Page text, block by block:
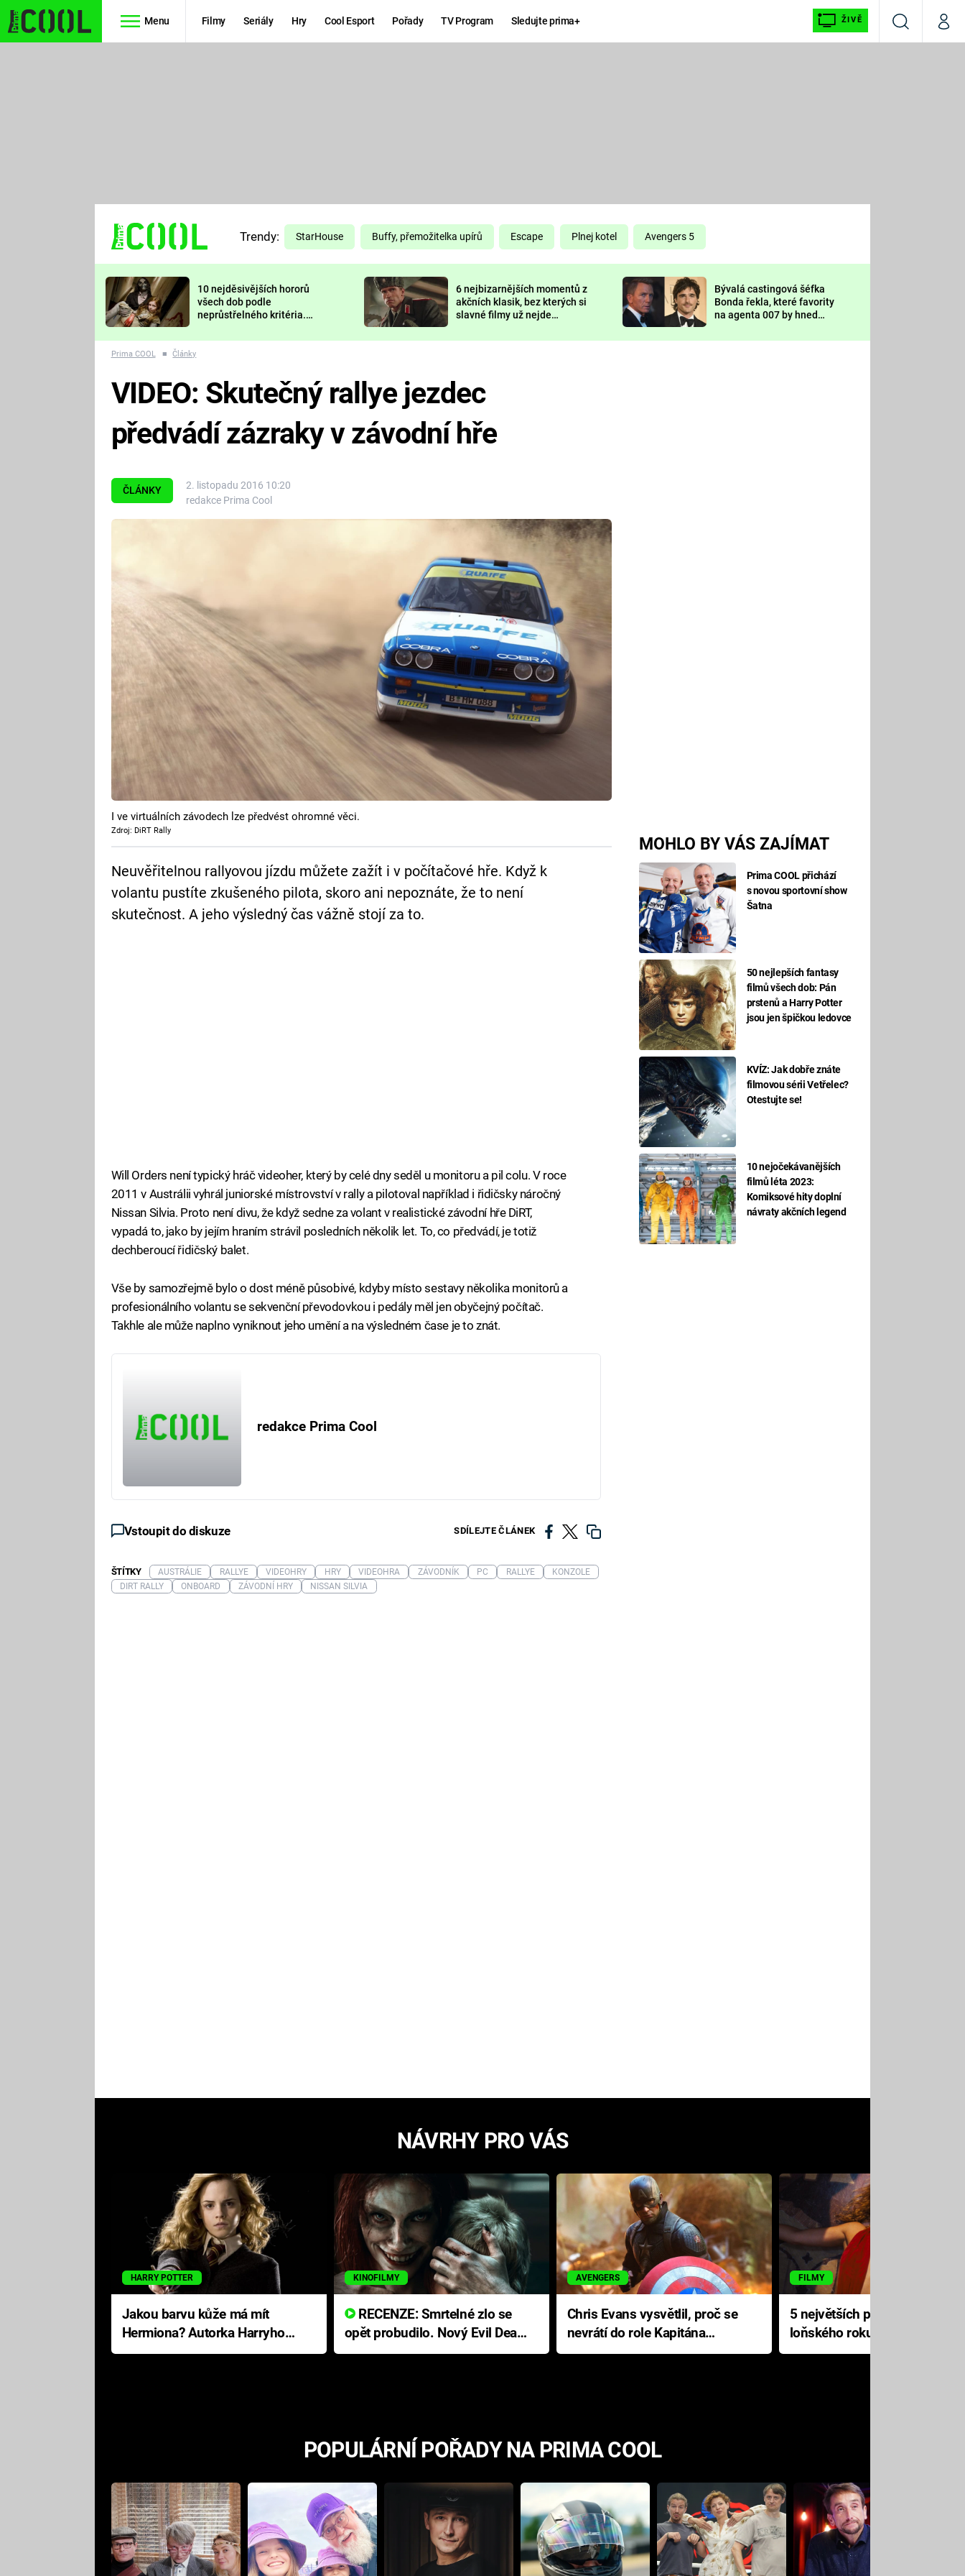
Menu Filmy Seriály Hry Cool Esport Pořady TV Program Sledujte prima+ ŽIVĚ
VyhledáváníMůj
TŘESKU
FUTURAMA
PREDÁTOR
DELIVERANCE
KOMEDIE
CHUCK
NORRIS
DEADPOOL
Prima LAJK
Sledujte nás
Trendy: StarHouse Buffy, přemožitelka upírů Escape Plnej kotel Avengers 5
10 nejděsivějších hororů
všech dob podle
neprůstřelného kritéria.
nejvíc zvednou tep?
6 nejbizarnějších momentů z
akčních klasik, bez kterých si
slavné filmy už nejde
Bývalá castingová šéfka
Bonda řekla, které favority
na agenta 007 by hned
Prima COOL ■ Články
ČLÁNKY
2. listopadu 2016 10:20
redakce Prima Cool
MOHLO BY VÁS ZAJÍMAT
Prima COOL přichází
s novou sportovní show
Šatna
50 nejlepších fantasy
filmů všech dob: Pán
prstenů a Harry Potter
jsou jen špičkou ledovce
KVÍZ: Jak dobře znáte
filmovou sérii Vetřelec?
Otestujte se!
10 nejočekávanějších
filmů léta 2023:
Komiksové hity doplní
návraty akčních legend
VIDEO: Skutečný rallye jezdec
předvádí zázraky v závodní hře
I ve virtuálních závodech lze předvést ohromné věci.
Zdroj: DiRT Rally
Neuvěřitelnou rallyovou jízdu můžete zažít i v počítačové hře. Když k
volantu pustíte zkušeného pilota, skoro ani nepoznáte, že to není
skutečnost. A jeho výsledný čas vážně stojí za to.
Will Orders není typický hráč videoher, který by celé dny seděl u monitoru a pil colu. V roce
2011 v Austrálii vyhrál juniorské místrovství v rally a pilotoval například i řidičsky náročný
Nissan Silvia. Proto není divu, že když sedne za volant v realistické závodní hře DiRT,
vypadá to, jako by jejím hraním strávil posledních několik let. To, co předvádí, je totiž
dechberoucí řidičský balet.
Vše by samozřejmě bylo o dost méně působivé, kdyby místo sestavy několika monitorů a
profesionálního volantu se sekvenční převodovkou i pedály měl jen obyčejný počítač.
Takhle ale může naplno vyniknout jeho umění a na výsledném čase je to znát.
redakce Prima Cool
Vstoupit do diskuze SDÍLEJTE ČLÁNEK
ŠTÍTKY AUSTRÁLIE RALLYE VIDEOHRY HRY VIDEOHRA ZÁVODNÍK PC RALLYE
KONZOLE
DIRT RALLY
ONBOARD ZÁVODNÍ HRY NISSAN SILVIA
NÁVRHY PRO VÁS
HARRY POTTER
Jakou barvu kůže má mít
Hermiona? Autorka Harryho
Pottera přišla s ráznou
KINOFILMY
RECENZE: Smrtelné zlo se
opět probudilo. Nový Evil Dead
přichází s neodolatelnou
AVENGERS
Chris Evans vysvětlil, proč se
nevrátí do role Kapitána
Ameriky
FILMY
5 největších propadáků
loňského roku: Disney na
jediné katastrofě prodělal 200
POPULÁRNÍ POŘADY NA PRIMA COOL